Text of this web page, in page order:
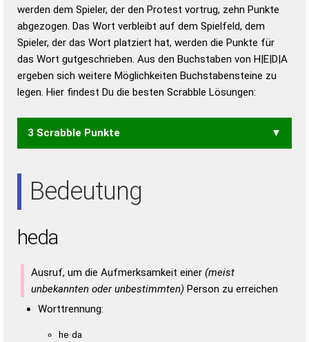
Duden – Standardwerk in 12 Bänden
Duden – Richtiges und gutes
Deutsch
Duden – Die deutsche Grammatik
Duden – Deutsches
Universalwörterbuch
werden dem Spieler, der den Protest vortrug, zehn Punkte
abgezogen. Das Wort verbleibt auf dem Spielfeld, dem
Spieler, der das Wort platziert hat, werden die Punkte für
das Wort gutgeschrieben. Aus den Buchstaben von H|E|D|A
ergeben sich weitere Möglichkeiten Buchstabensteine zu
legen. Hier findest Du die besten Scrabble Lösungen:
3 Scrabble Punkte
Bedeutung
heda
Ausruf, um die Aufmerksamkeit einer (meist
unbekannten oder unbestimmten) Person zu erreichen
Worttrennung:
he·da